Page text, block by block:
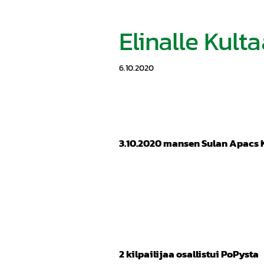
Elinalle
6.10.2020
3.10.2020 mansen Sulan
2 kilpailijaa osallistui PoPysta